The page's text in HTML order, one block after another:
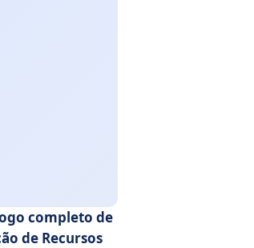
completo de
de Recursos